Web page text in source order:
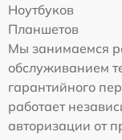
Ноутбуков
Планшетов
Мы занимаемся
обслуживанием
гарантийного
работает
авторизации от